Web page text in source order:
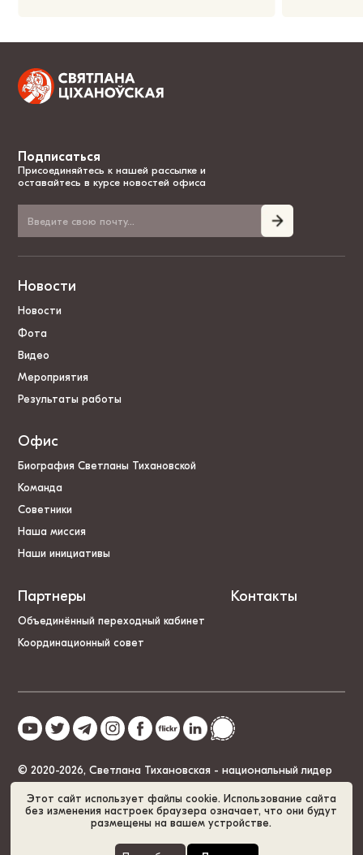
Этот сайт использует файлы cookie. Использование сайта
без изменения настроек браузера означает, что они будут
размещены на вашем устройстве.
Подписаться
Присоединяйтесь к нашей рассылке и
оставайтесь в курсе новостей офиса
Новости
Новости
Фота
Видео
Мероприятия
Результаты работы
Офис
Биография Светланы Тихановской
Команда
Советники
Наша миссия
Наши инициативы
Партнеры
Объединённый переходный кабинет
Координационный совет
Контакты
© 2020-2026, Светлана Тихановская - национальный лидер